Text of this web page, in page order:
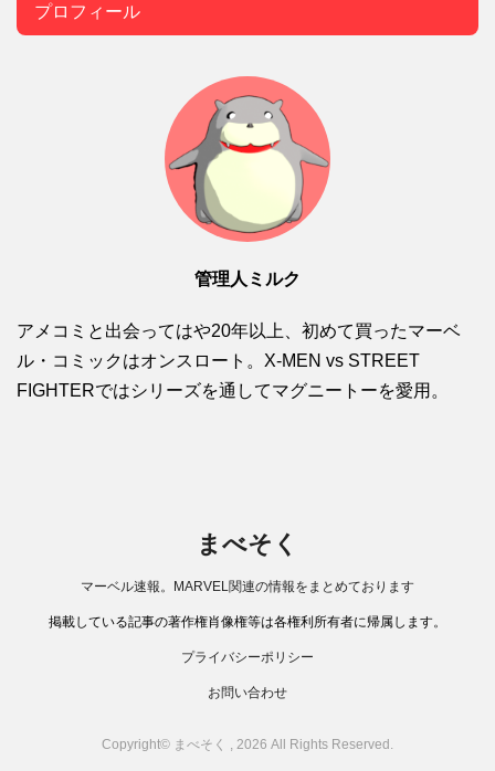
プロフィール
管理人ミルク
アメコミと出会ってはや20年以上、初めて買ったマーベ
ル・コミックはオンスロート。X-MEN vs STREET
FIGHTERではシリーズを通してマグニートーを愛用。
まべそく
マーベル速報。MARVEL関連の情報をまとめております
掲載している記事の著作権肖像権等は各権利所有者に帰属します。
プライバシーポリシー
お問い合わせ
Copyright© まべそく , 2026 All Rights Reserved.